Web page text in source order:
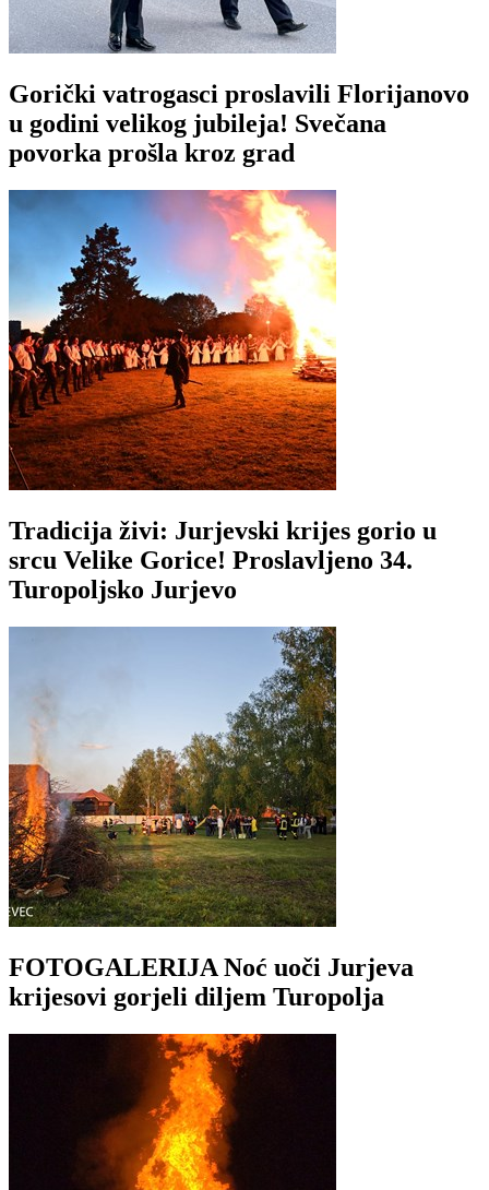
Gorički vatrogasci proslavili Florijanovo
u godini velikog jubileja! Svečana
povorka prošla kroz grad
Tradicija živi: Jurjevski krijes gorio u
srcu Velike Gorice! Proslavljeno 34.
Turopoljsko Jurjevo
FOTOGALERIJA Noć uoči Jurjeva
krijesovi gorjeli diljem Turopolja